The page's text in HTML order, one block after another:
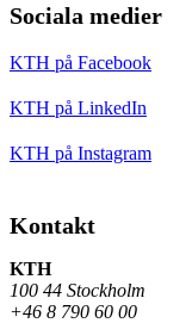
Sociala medier
KTH på Facebook
KTH på LinkedIn
KTH på Instagram
Kontakt
KTH
100 44 Stockholm
+46 8 790 60 00